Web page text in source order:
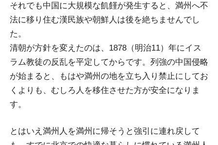
それでも中国に大規模な飢饉が発生すると、満州へ不
法に移り住む漢民族や朝鮮人は後を絶ちませんでし
た。
清朝が方針を変えたのは、1878（明治11）年にイス
ラム教徒の反乱を平定してからです。列強の中国侵略
が始まると、もはや満州の地を立ち入り禁止にしてお
くよりも、むしろ人を移住させた方が安全になりま
す。
とはいえ満州人を満州に帰そうと強引に連れ戻して